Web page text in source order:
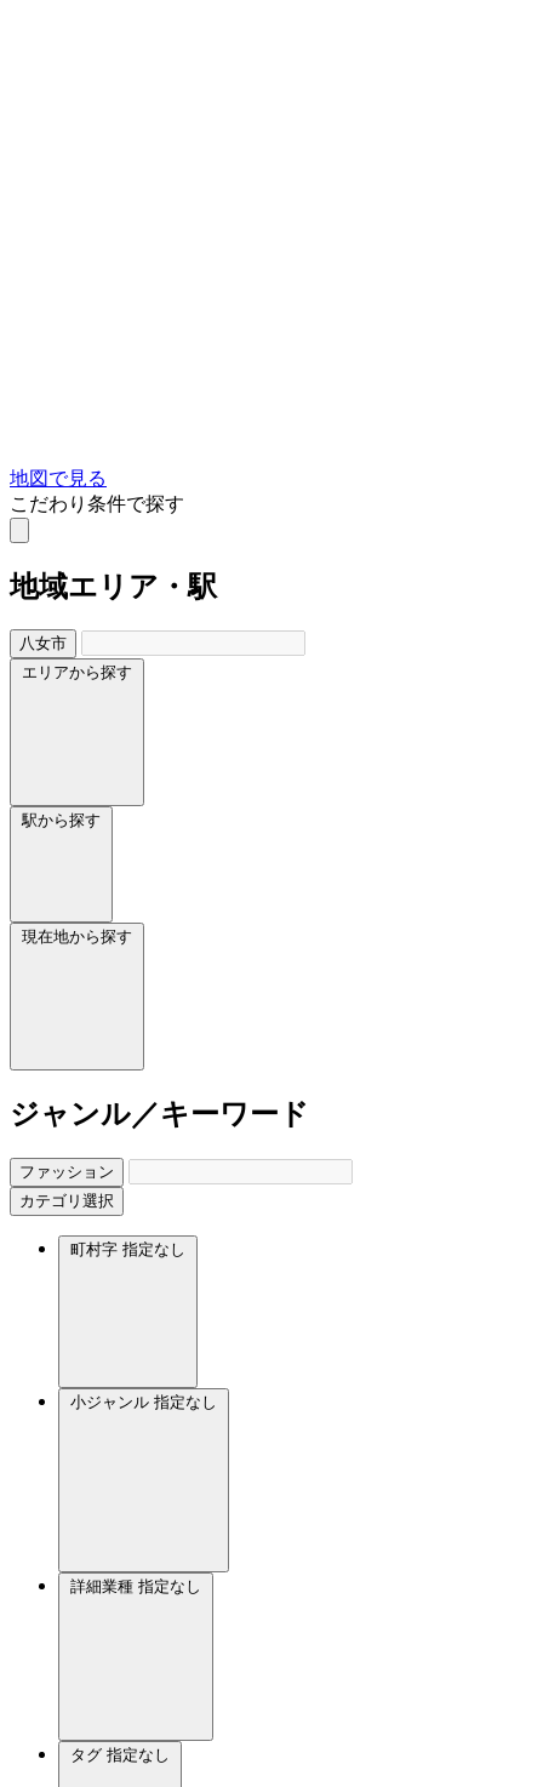
地図で見る
こだわり条件で探す
地域エリア・駅
八女市
エリアから探す
駅から探す
現在地から探す
ジャンル／キーワード
ファッション
カテゴリ選択
町村字 指定なし
小ジャンル 指定なし
詳細業種 指定なし
タグ 指定なし